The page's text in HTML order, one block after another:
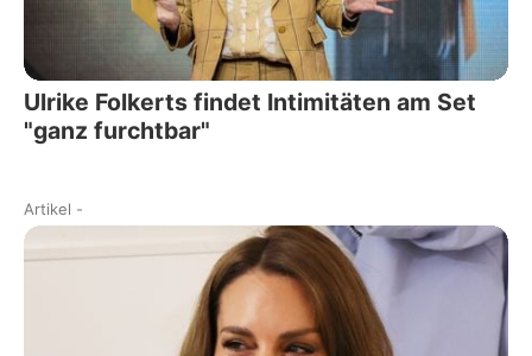
Ulrike Folkerts findet Intimitäten am Set
"ganz furchtbar"
Artikel -